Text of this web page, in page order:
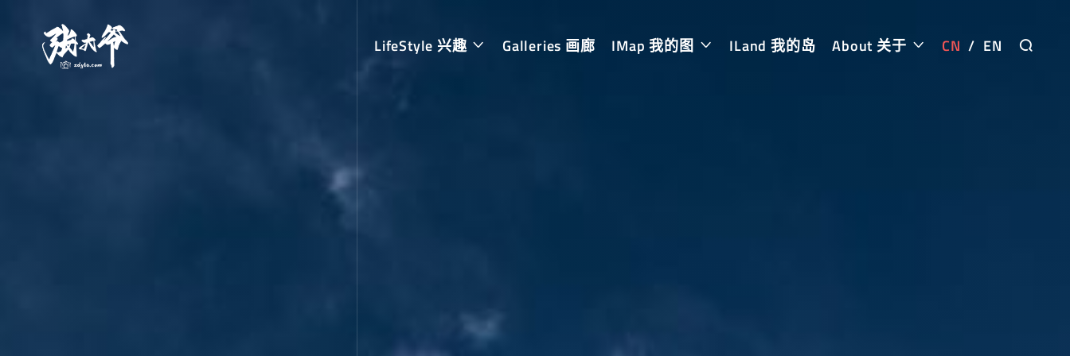
LifeStyle 兴趣 Galleries 画廊 IMap 我的图 ILand 我的岛 About 关于 CN / EN